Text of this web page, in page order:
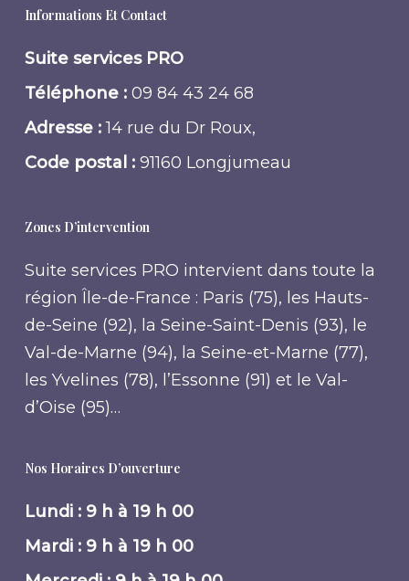
Informations Et Contact
Suite services PRO
Téléphone :09 84 43 24 68
Adresse :14 rue du Dr Roux,
Code postal : 91160 Longjumeau
Zones D’intervention
Suite services PRO intervient dans toute la
région Île-de-France : Paris (75), les Hauts-
de-Seine (92), la Seine-Saint-Denis (93), le
Val-de-Marne (94), la Seine-et-Marne (77),
les Yvelines (78), l’Essonne (91) et le Val-
d’Oise (95)…
Nos Horaires D’ouverture
Lundi : 9 h à 19 h 00
Mardi : 9 h à 19 h 00